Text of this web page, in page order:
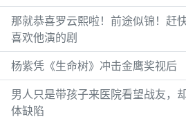
那就恭喜罗云熙啦！前途似锦！赶
喜欢他演的剧
杨紫凭《生命树》冲击金鹰奖视后
男人只是带孩子来医院看望战友，
体缺陷